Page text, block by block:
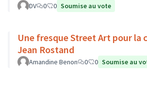
DV 0 0 Soumise au vote
Une fresque Street Art pour la
Jean Rostand
Amandine Benon 0 0 Soumise au